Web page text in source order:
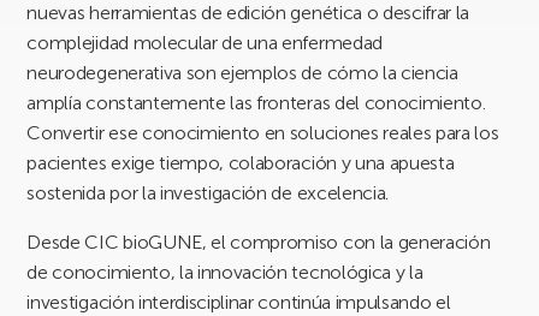
nuevas herramientas de edición genética o descifrar la
complejidad molecular de una enfermedad
neurodegenerativa son ejemplos de cómo la ciencia
amplía constantemente las fronteras del conocimiento.
Convertir ese conocimiento en soluciones reales para los
pacientes exige tiempo, colaboración y una apuesta
sostenida por la investigación de excelencia.
Desde CIC bioGUNE, el compromiso con la generación
de conocimiento, la innovación tecnológica y la
investigación interdisciplinar continúa impulsando el